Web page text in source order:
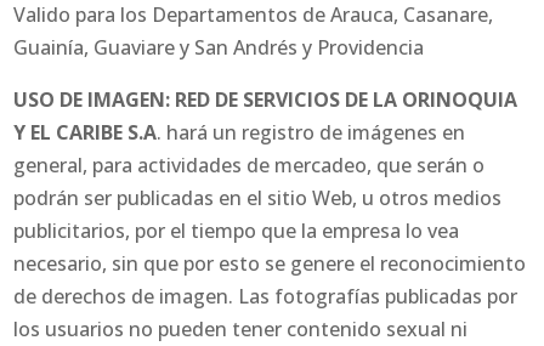
Valido para los Departamentos de Arauca, Casanare,
Guainía, Guaviare y San Andrés y Providencia
USO DE IMAGEN: RED DE SERVICIOS DE LA ORINOQUIA
Y EL CARIBE S.A. hará un registro de imágenes en
general, para actividades de mercadeo, que serán o
podrán ser publicadas en el sitio Web, u otros medios
publicitarios, por el tiempo que la empresa lo vea
necesario, sin que por esto se genere el reconocimiento
de derechos de imagen. Las fotografías publicadas por
los usuarios no pueden tener contenido sexual ni